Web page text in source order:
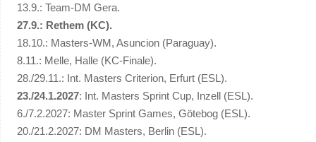
13.9.: Team-DM Gera.
27.9.: Rethem (KC).
18.10.: Masters-WM, Asuncion (Paraguay).
8.11.: Melle, Halle (KC-Finale).
28./29.11.: Int. Masters Criterion, Erfurt (ESL).
23./24.1.2027: Int. Masters Sprint Cup, Inzell (ESL).
6./7.2.2027: Master Sprint Games, Götebog (ESL).
20./21.2.2027: DM Masters, Berlin (ESL).